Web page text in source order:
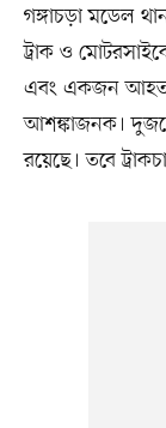
গঙ্গাচড়া মডেল
ট্রাক ও
এবং একজন আহত
আশঙ্কাজনক।
রয়েছে। তবে